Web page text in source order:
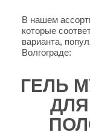
В нашем
которые
варианта,
Волгограде:
ГЕЛЬ